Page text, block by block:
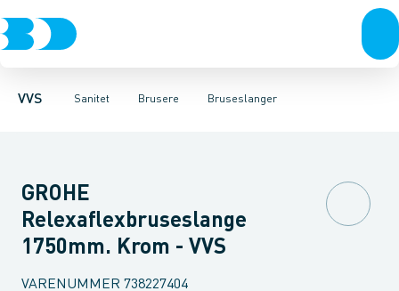
VVS Sanitet
Rør & fittingsPressfittings & rørKuglehaner & ventiler
Brusere
Toiletter, sæder og cisterner VaskeArmaturer
Bruseslanger
HåndbrusereBruseslanger BrusesætBrusestænger
GROHE
Relexaflexbruseslange
1750mm. Krom - VVS
VARENUMMER 738227404